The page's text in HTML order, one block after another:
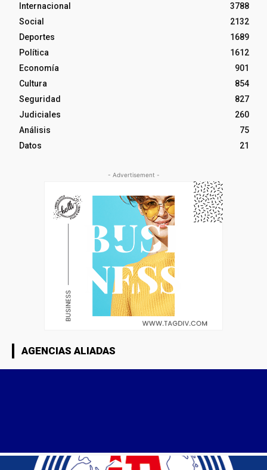
Internacional
3788
Social
2132
Deportes
1689
Política
1612
Economía
901
Cultura
854
Seguridad
827
Judiciales
260
Análisis
75
Datos
21
- Advertisement -
AGENCIAS ALIADAS